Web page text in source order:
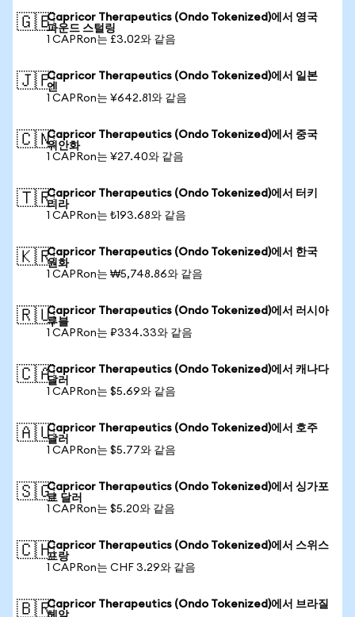
🇬🇧Capricor Therapeutics (Ondo Tokenized)에서 영국
파운드 스털링
1 CAPRon는 £3.02와 같음
🇯🇵Capricor Therapeutics (Ondo Tokenized)에서 일본
엔
1 CAPRon는 ¥642.81와 같음
🇨🇳Capricor Therapeutics (Ondo Tokenized)에서 중국
위안화
1 CAPRon는 ¥27.40와 같음
🇹🇷Capricor Therapeutics (Ondo Tokenized)에서 터키
리라
1 CAPRon는 ₺193.68와 같음
🇰🇷Capricor Therapeutics (Ondo Tokenized)에서 한국
원화
1 CAPRon는 ₩5,748.86와 같음
🇷🇺Capricor Therapeutics (Ondo Tokenized)에서 러시아
루블
1 CAPRon는 ₽334.33와 같음
🇨🇦Capricor Therapeutics (Ondo Tokenized)에서 캐나다
달러
1 CAPRon는 $5.69와 같음
🇦🇺Capricor Therapeutics (Ondo Tokenized)에서 호주
달러
1 CAPRon는 $5.77와 같음
🇸🇬Capricor Therapeutics (Ondo Tokenized)에서 싱가포
르 달러
1 CAPRon는 $5.20와 같음
🇨🇭Capricor Therapeutics (Ondo Tokenized)에서 스위스
프랑
1 CAPRon는 CHF 3.29와 같음
🇧🇷Capricor Therapeutics (Ondo Tokenized)에서 브라질